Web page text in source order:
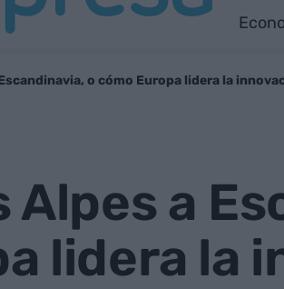
o cómo Europa lidera la
Alpes a
lidera la